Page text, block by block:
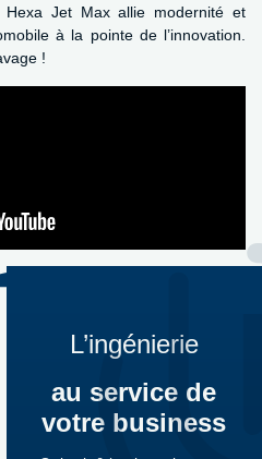
Jet Max allie modernité et
à la pointe de l’innovation.
!
L’ingénierie
au service de
votre business